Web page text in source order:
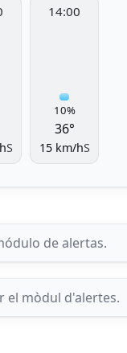
S
14:00
10%
36°
15 km/hS
de alertas.
el mòdul d'alertes.